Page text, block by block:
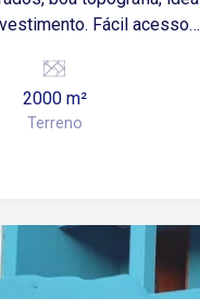
Fácil acesso
2000 m²
Terreno